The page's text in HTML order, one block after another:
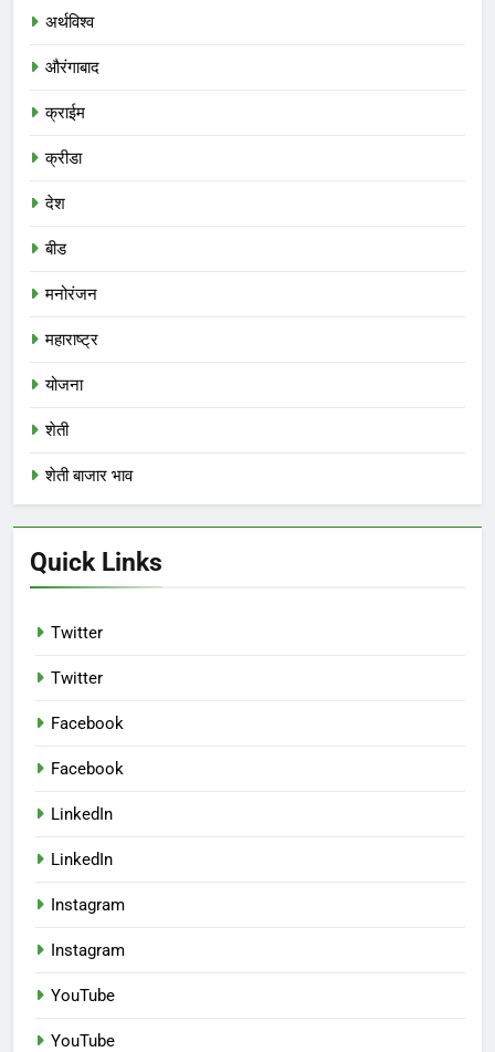
अर्थविश्व
औरंगाबाद
क्राईम
क्रीडा
देश
बीड
मनोरंजन
महाराष्ट्र
योजना
शेती
शेती बाजार भाव
Quick Links
Twitter
Twitter
Facebook
Facebook
LinkedIn
LinkedIn
Instagram
Instagram
YouTube
YouTube